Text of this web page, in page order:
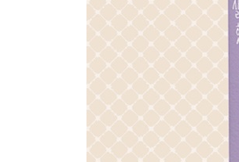
나의 몫을 외면하지 않을 것
필요하다면 버틸 것
조바심은 버릴 것
잘 싸우는 법을 배울 것
희망의 근거를 만들 것
기꺼이 세상에 호의를 베풀 것
돈으로 환원되지 않는 나 자신
헝거게임에 참여하지 않을 것